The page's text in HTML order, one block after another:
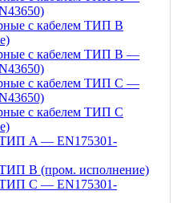
с кабелем ТИП B
с кабелем ТИП B —
с кабелем ТИП C —
с кабелем ТИП C
ТИП A — EN175301-
В (пром. исполнение)
ТИП C — EN175301-